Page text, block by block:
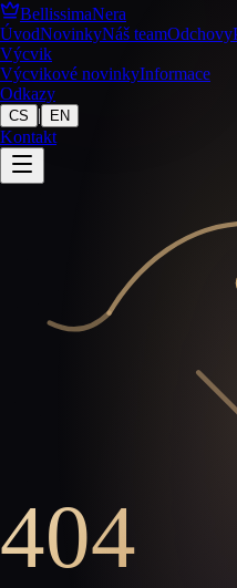
BellissimaNera
ÚvodNovinkyNáš teamOdchovy
Výcvik
Výcvikové novinkyInformace
Odkazy
CS | EN
Kontakt
404